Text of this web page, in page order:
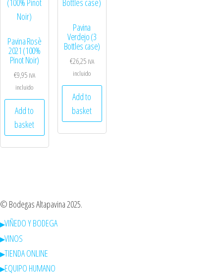
Pavina Rosè
2021 (100%
Pinot Noir)
€9,95 IVA
incluido
Add to
basket
Pavina
Verdejo (3
Bottles case)
€26,25 IVA
incluido
Add to
basket
© Bodegas Altapavina 2025.
VIÑEDO Y BODEGA
VINOS
TIENDA ONLINE
EQUIPO HUMANO